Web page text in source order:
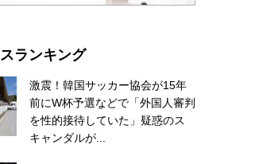
ランキング
激震！韓国サッカー協会が15年
前にW杯予選などで「外国人審判
を性的接待していた」疑惑のス
キャンダルが...